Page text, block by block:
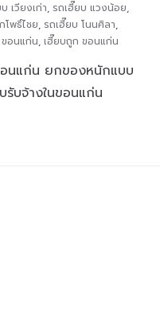
เวียงเก่า, รถเฮี๊ยบ แวงน้อย,
โพธิ์ไชย, รถเฮี๊ยบ โนนศิลา,
ขอนแก่น, เฮี๊ยบถูก ขอนแก่น
อนแก่น ยกของหนักแบบ
รับจ้างในขอนแก่น